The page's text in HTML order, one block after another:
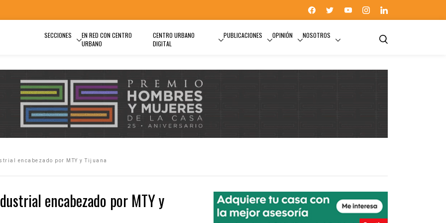
SECCIONES
EN RED CON CENTRO
URBANO
CENTRO URBANO
DIGITAL
PUBLICACIONES OPINIÓN NOSOTROS
encabezado por MTY y Tijuana
encabezado por MTY y